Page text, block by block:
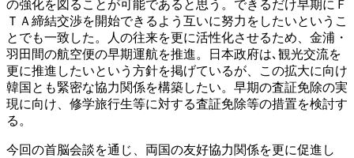
の強化を図ることが可能であると思う。できるだけ早期にＦ
ＴＡ締結交渉を開始できるよう互いに努力をしたいというこ
とでも一致した。人の往来を更に活性化させるため、金浦・
羽田間の航空便の早期運航を推進。日本政府は､観光交流を
更に推進したいという方針を掲げているが、この拡大に向け
韓国とも緊密な協力関係を構築したい。早期の査証免除の実
現に向け、修学旅行生等に対する査証免除等の措置を検討す
る。
今回の首脳会談を通じ、両国の友好協力関係を更に促進し